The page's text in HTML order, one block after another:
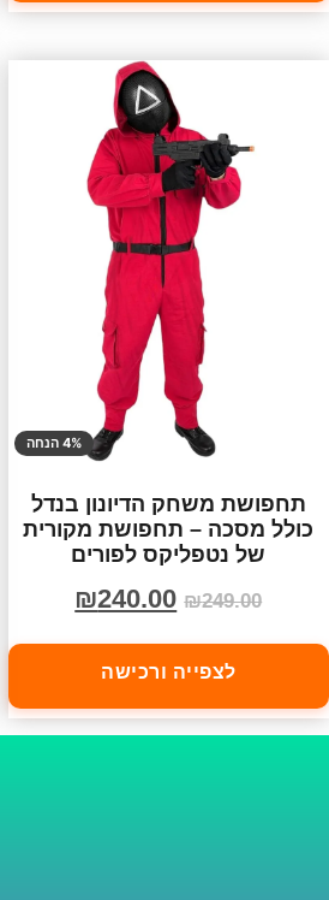
4% הנחה
תחפושת משחק הדיונון בנדל
כולל מסכה – תחפושת מקורית
של נטפליקס לפורים
₪249.00
₪240.00
לצפייה ורכישה